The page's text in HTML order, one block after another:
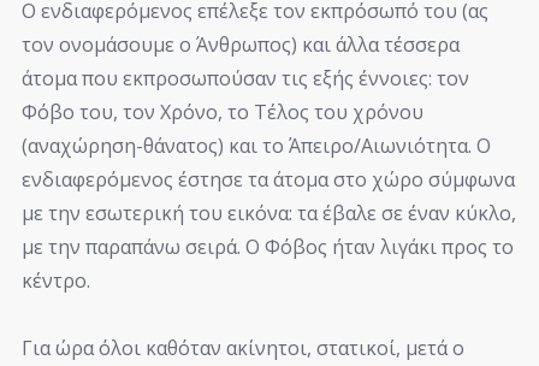
Ο ενδιαφερόμενος επέλεξε τον εκπρόσωπό του (ας
τον ονομάσουμε ο Άνθρωπος) και άλλα τέσσερα
άτομα που εκπροσωπούσαν τις εξής έννοιες: τον
Φόβο του, τον Χρόνο, το Τέλος του χρόνου
(αναχώρηση-θάνατος) και το Άπειρο/Αιωνιότητα. Ο
ενδιαφερόμενος έστησε τα άτομα στο χώρο σύμφωνα
με την εσωτερική του εικόνα: τα έβαλε σε έναν κύκλο,
με την παραπάνω σειρά. Ο Φόβος ήταν λιγάκι προς το
κέντρο.
Για ώρα όλοι καθόταν ακίνητοι, στατικοί, μετά ο